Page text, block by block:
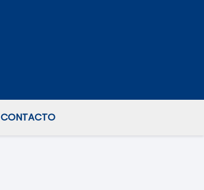
CONTACTO